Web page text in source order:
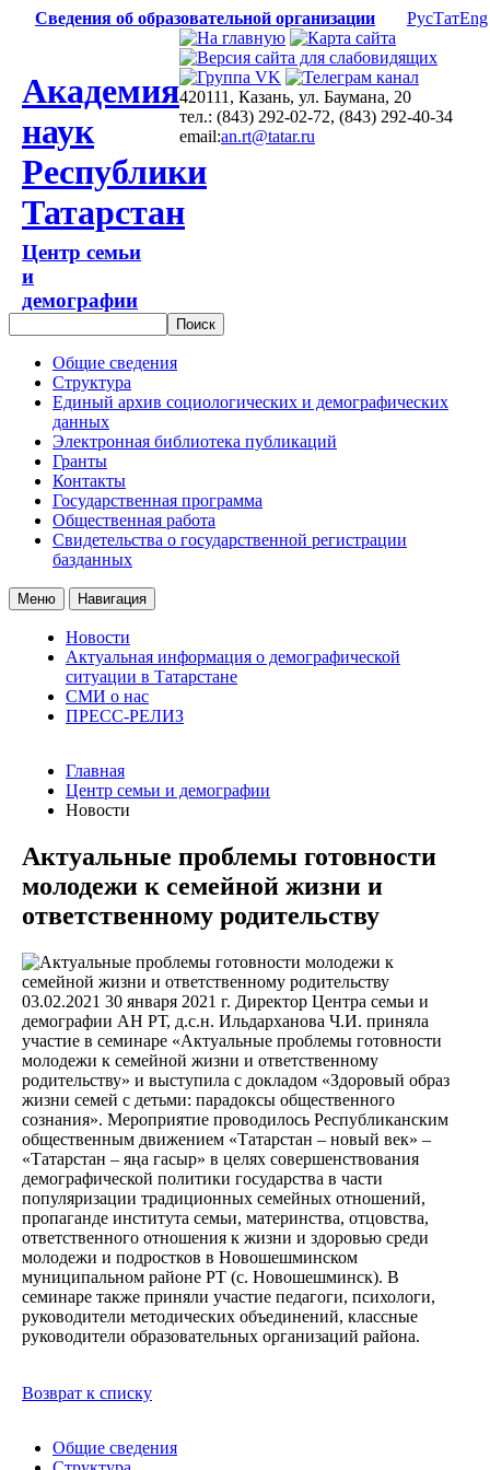
Сведения об образовательной организации РусТатEng
Академия
наук
Республики
Татарстан
Центр семьи
и
демографии
420111, Казань, ул. Баумана, 20
тел.: (843) 292-02-72, (843) 292-40-34
email:an.rt@tatar.ru
Общие сведения
Структура
Единый архив социологических и демографических
данных
Электронная библиотека публикаций
Гранты
Контакты
Государственная программа
Общественная работа
Свидетельства о государственной регистрации
базданных
Меню Навигация
Новости
Актуальная информация о демографической
ситуации в Татарстане
СМИ о нас
ПРЕСС-РЕЛИЗ
Главная
Центр семьи и демографии
Новости
Актуальные проблемы готовности
молодежи к семейной жизни и
ответственному родительству
03.02.2021 30 января 2021 г. Директор Центра семьи и
демографии АН РТ, д.с.н. Ильдарханова Ч.И. приняла
участие в семинаре «Актуальные проблемы готовности
молодежи к семейной жизни и ответственному
родительству» и выступила с докладом «Здоровый образ
жизни семей с детьми: парадоксы общественного
сознания». Мероприятие проводилось Республиканским
общественным движением «Татарстан – новый век» –
«Татарстан – яңа гасыр» в целях совершенствования
демографической политики государства в части
популяризации традиционных семейных отношений,
пропаганде института семьи, материнства, отцовства,
ответственного отношения к жизни и здоровью среди
молодежи и подростков в Новошешминском
муниципальном районе РТ (с. Новошешминск). В
семинаре также приняли участие педагоги, психологи,
руководители методических объединений, классные
руководители образовательных организаций района.
Возврат к списку
Общие сведения